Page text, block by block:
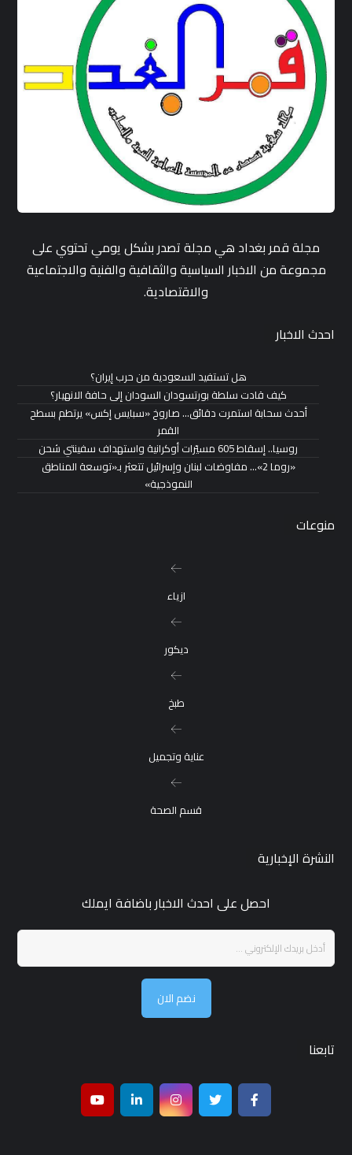
مجلة قمر بغداد هي مجلة تصدر بشكل يومي تحتوي على
مجموعة من الاخبار السياسية والثقافية والفنية والاجتماعية
والاقتصادية.
احدث الاخبار
هل تستفيد السعودية من حرب إيران؟
كيف قادت سلطة بورتسودان السودان إلى حافة الانهيار؟
أحدث سحابة استمرت دقائق… صاروخ «سبايس إكس» يرتطم بسطح
القمر
روسيا.. إسقاط 605 مسيّرات أوكرانية واستهداف سفينتي شحن
«روما 2»… مفاوضات لبنان وإسرائيل تتعثر بـ«توسعة المناطق
النموذجية»
منوعات
ازياء
ديكور
طبخ
عناية وتجميل
قسم الصحة
النشرة الإخبارية
احصل على احدث الاخبار باضافة ايملك
نضم الان
تابعنا